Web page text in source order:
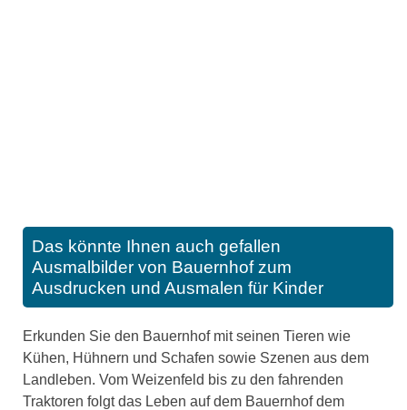
Das könnte Ihnen auch gefallen
Ausmalbilder von Bauernhof zum
Ausdrucken und Ausmalen für Kinder
Erkunden Sie den Bauernhof mit seinen Tieren wie
Kühen, Hühnern und Schafen sowie Szenen aus dem
Landleben. Vom Weizenfeld bis zu den fahrenden
Traktoren folgt das Leben auf dem Bauernhof dem